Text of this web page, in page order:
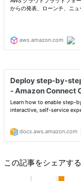
この記事をシェアする